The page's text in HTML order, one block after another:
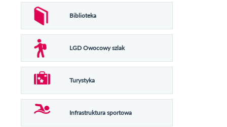
Biblioteka
LGD Owocowy szlak
Turystyka
Infrastruktura sportowa